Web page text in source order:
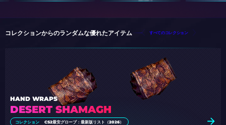
コレクションからのランダムな優れたアイテム すべてのコレクション
DESERT SHAMAGH
HAND WRAPS
コレクション CS2最安グローブ：最新版リスト（2026）